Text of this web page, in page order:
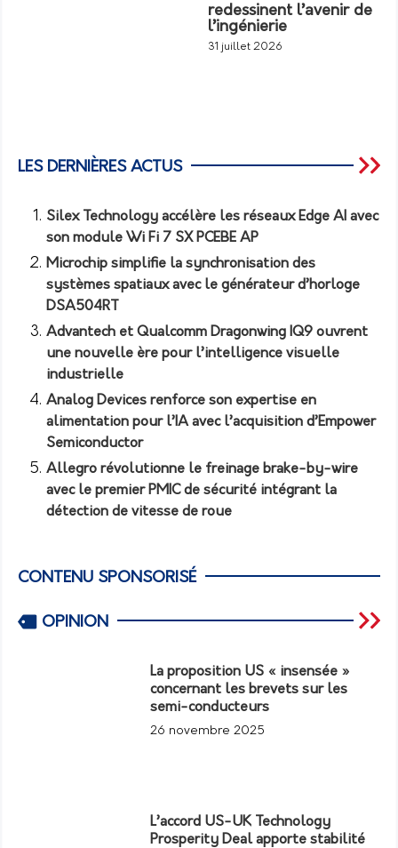
redessinent l’avenir de
l’ingénierie
31 juillet 2026
LES DERNIÈRES ACTUS
Silex Technology accélère les réseaux Edge AI avec
son module Wi Fi 7 SX PCEBE AP
Microchip simplifie la synchronisation des
systèmes spatiaux avec le générateur d’horloge
DSA504RT
Advantech et Qualcomm Dragonwing IQ9 ouvrent
une nouvelle ère pour l’intelligence visuelle
industrielle
Analog Devices renforce son expertise en
alimentation pour l’IA avec l’acquisition d’Empower
Semiconductor
Allegro révolutionne le freinage brake-by-wire
avec le premier PMIC de sécurité intégrant la
détection de vitesse de roue
CONTENU SPONSORISÉ
OPINION
La proposition US « insensée »
concernant les brevets sur les
semi-conducteurs
26 novembre 2025
L’accord US-UK Technology
Prosperity Deal apporte stabilité